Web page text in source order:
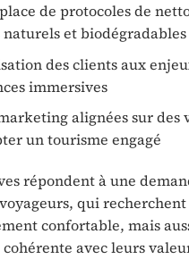
de protocoles de
et biodégradables
des clients aux
immersives
alignées sur des
un tourisme engagé
répondent à une
qui
confortable, mais
avec leurs